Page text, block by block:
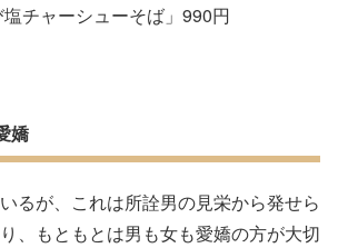
チャーシューそば」990円
嬌
るが、これは所詮男の見栄から発せら
、もともとは男も女も愛嬌の方が大切